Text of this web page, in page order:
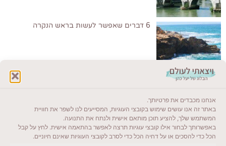
אנחנו מכבדים את פרטיותך.
באתר זה אנו עושים שימוש בקובצי העוגיות, המסייעים לנו לשפר את חוויית
המשתמש שלך, להציע תוכן מותאם אישית ולנתח את התנועה.
באפשרותך לבחור אילו קובצי עוגיות תרצה לאפשר בהתאמה אישית. לחץ על קבל
הכל כדי להסכים או על דחיה הכל כדי לסרב לקובצי העוגיות שאינם חיוניים.
6 דברים שאפשר לעשות בראש הנקרה
ייעדים מומלצים
מדריכים ועזרים